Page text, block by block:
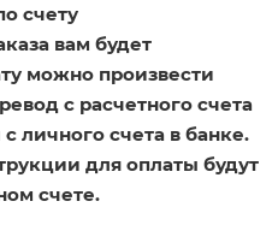
счету
вам будет
можно произвести
с расчетного счета
личного счета в банке.
для оплаты будут
счете.